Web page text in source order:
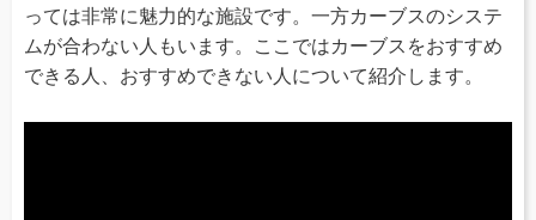
っては非常に魅力的な施設です。一方カーブスのシステ
ムが合わない人もいます。ここではカーブスをおすすめ
できる人、おすすめできない人について紹介します。